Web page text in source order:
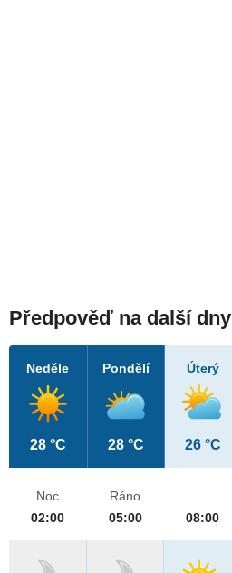
Předpověď na další dny
Neděle
28 °C
Pondělí
28 °C
Úterý
26 °C
Noc
02:00
Ráno
05:00
08:00